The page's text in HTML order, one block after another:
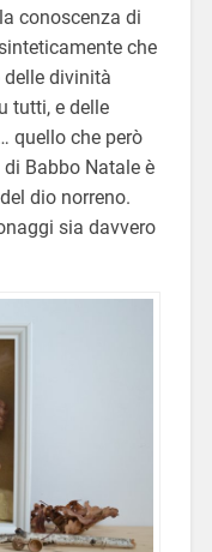
conoscenza di
che
divinità
tutti, e delle
quello che però
Babbo Natale è
dio norreno.
sia davvero